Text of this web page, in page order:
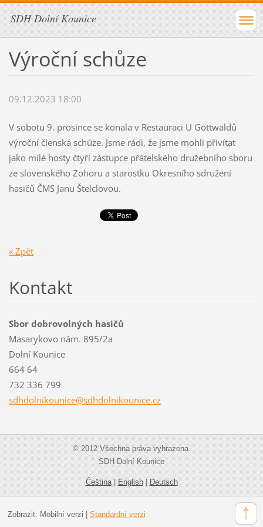
SDH Dolní Kounice
Výroční schůze
09.12.2023 18:00
V sobotu 9. prosince se konala v Restauraci U Gottwaldů
výroční členská schůze. Jsme rádi, že jsme mohli přivítat
jako milé hosty čtyři zástupce přátelského družebního sboru
ze slovenského Zohoru a starostku Okresního sdružení
hasičů ČMS Janu Štelclovou.
« Zpět
Kontakt
Sbor dobrovolných hasičů
Masarykovo nám. 895/2a
Dolní Kounice
664 64
732 336 799
sdhdolnikounice@sdhdolnikounice.cz
© 2012 Všechna práva vyhrazena.
SDH Dolní Kounice
Čeština|English|Deutsch
Zobrazit: Mobilní verzi Standardní verzi